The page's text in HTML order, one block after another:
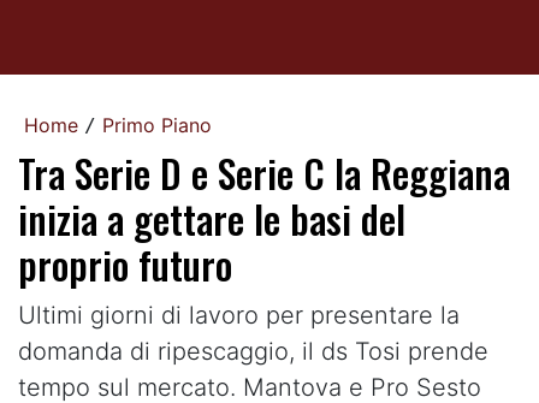
Home / Primo Piano
Tra Serie D e Serie C la Reggiana
inizia a gettare le basi del
proprio futuro
Ultimi giorni di lavoro per presentare la
domanda di ripescaggio, il ds Tosi prende
tempo sul mercato. Mantova e Pro Sesto